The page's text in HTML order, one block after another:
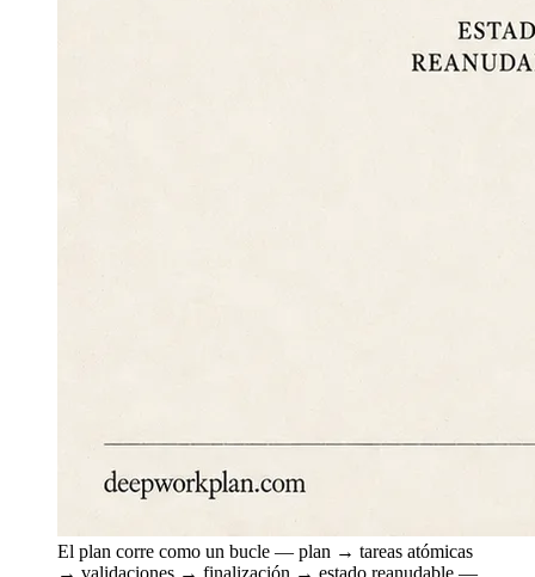
El plan corre como un bucle — plan → tareas atómicas
→ validaciones → finalización → estado reanudable —